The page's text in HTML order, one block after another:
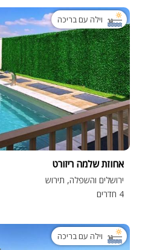
וילה עם בריכה
אחוזת שלמה ריזורט
ירושלים והשפלה, תירוש
4 חדרים
וילה עם בריכה